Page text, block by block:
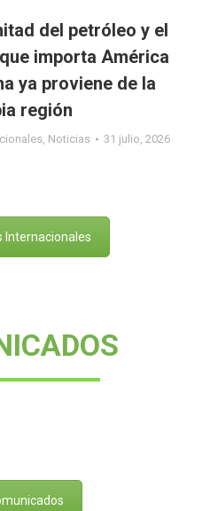
del petróleo y el
importa América
ya proviene de la
región
, Noticias 31 julio, 2026
Internacionales